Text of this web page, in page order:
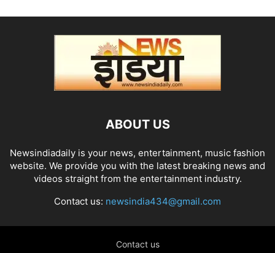
ABOUT US
Newsindiadaily is your news, entertainment, music fashion
website. We provide you with the latest breaking news and
videos straight from the entertainment industry.
Contact us: newsindia434@gmail.com
Contact us